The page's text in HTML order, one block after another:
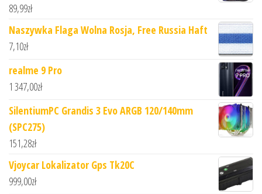
89,99zł
Naszywka Flaga Wolna Rosja, Free Russia Haft
7,10zł
realme 9 Pro
1 347,00zł
SilentiumPC Grandis 3 Evo ARGB 120/140mm
(SPC275)
151,28zł
Vjoycar Lokalizator Gps Tk20C
999,00zł